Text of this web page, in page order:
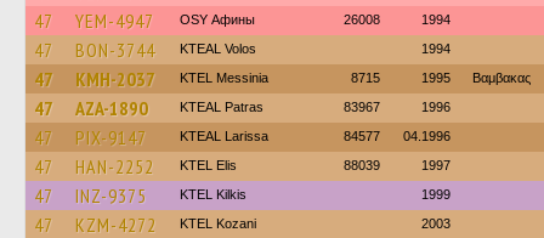
47
YEM-4947 OSY Афины 26008 1994
47 BON-3744 KTEAL Volos 1994
47 KMH-2037 KTEL Messinia 8715 1995 Βαμβακας
47 AZA-1890 KTEAL Patras 83967 1996
47 PIX-9147 KTEAL Larissa 84577 04.1996
47 HAN-2252 KTEL Elis 88039 1997
47 INZ-9375 KTEL Kilkis 1999
47 KZM-4272 ΚΤΕL Kozani 2003